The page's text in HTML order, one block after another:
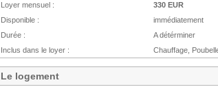
Loyer mensuel :
330 EUR
Disponible :
immédiatement
Durée :
A détérminer
Inclus dans le loyer :
Chauffage,
Le logement